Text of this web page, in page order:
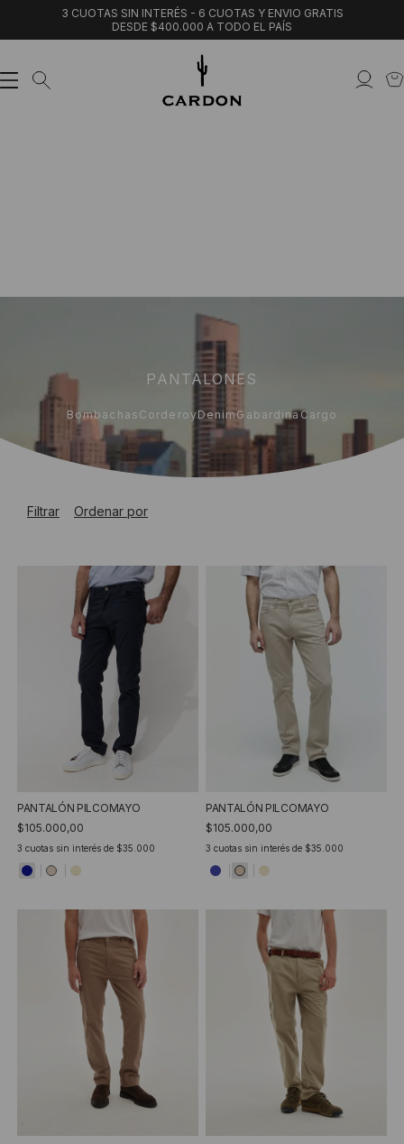
3 CUOTAS SIN INTERÉS - 6 CUOTAS Y ENVIO GRATIS
DESDE $400.000 A TODO EL PAÍS
PANTALONES
Bombachas CorderoyDenimGabardinaCargo
Filtrar Ordenar por
PANTALÓN PILCOMAYO
$105.000,00
3 cuotas sin interés de $35.000
PANTALÓN PILCOMAYO
$105.000,00
3 cuotas sin interés de $35.000